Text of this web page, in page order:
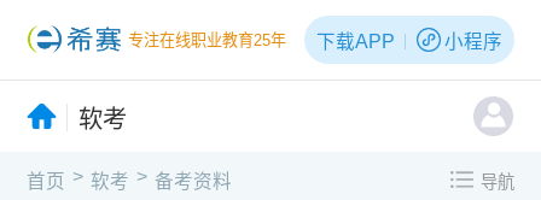
专注在线职业教育25年 下载APP 小程序
软考
首页 > 软考 > 备考资料 导航